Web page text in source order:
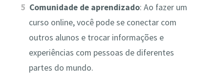
Comunidade de aprendizado: Ao fazer um
curso online, você pode se conectar com
outros alunos e trocar informações e
experiências com pessoas de diferentes
partes do mundo.